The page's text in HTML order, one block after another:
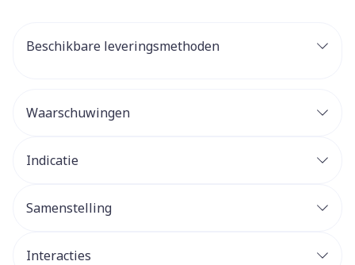
Beschikbare leveringsmethoden
Waarschuwingen
Indicatie
Samenstelling
Interacties